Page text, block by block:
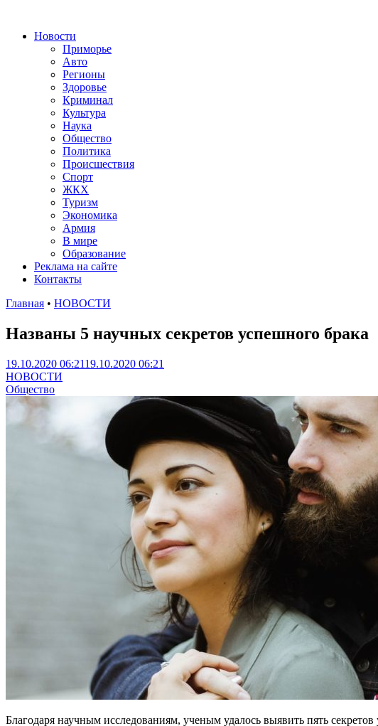
Новости
Приморье
Авто
Регионы
Здоровье
Криминал
Культура
Наука
Общество
Политика
Происшествия
Спорт
ЖКХ
Туризм
Экономика
Армия
В мире
Образование
Реклама на сайте
Контакты
Главная • НОВОСТИ
Названы 5 научных секретов успешного брака
19.10.2020 06:2119.10.2020 06:21
НОВОСТИ
Общество
Благодаря научным исследованиям, ученым удалось выявить пять